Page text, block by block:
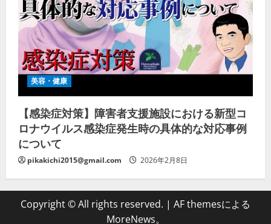
美容・健康
【感染症対策】障害者支援施設における新型コ
ロナウイルス感染症発生時の具体的な対応事例
について
pikakichi2015@gmail.com 2026年2月8日
Copyright © All rights reserved. | AF themesによる
MoreNews。